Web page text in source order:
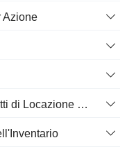
Azione
Debito Equivalente dei Contratti di Locazione Operativi